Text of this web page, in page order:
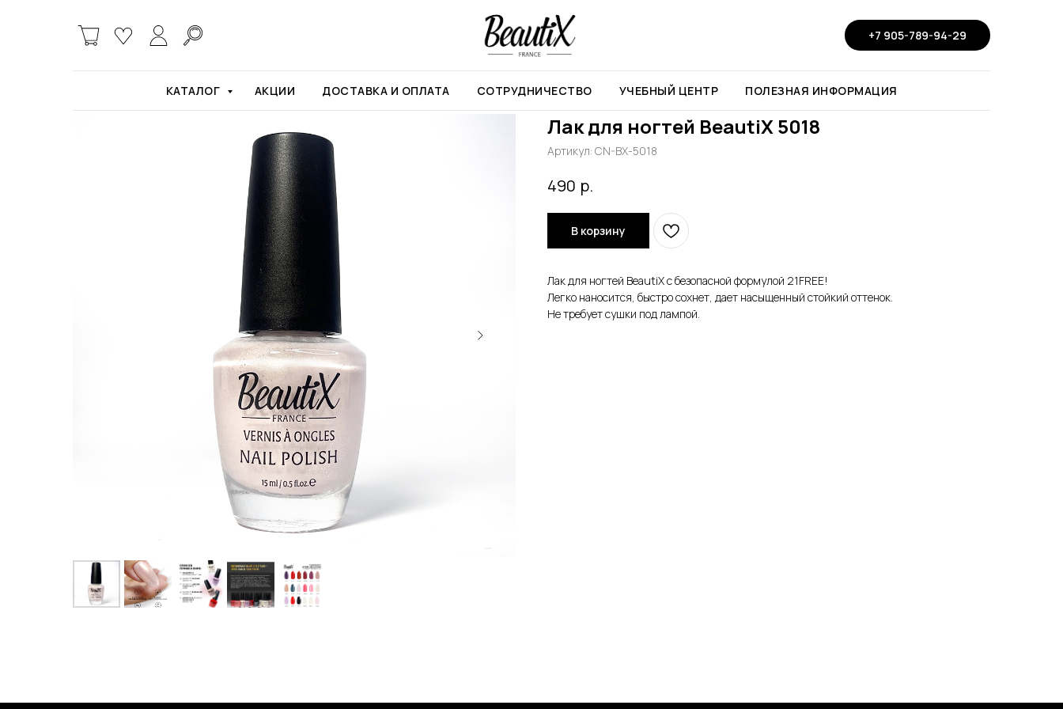
+7 905-789-94-29
КАТАЛОГ АКЦИИ ДОСТАВКА И ОПЛАТА СОТРУДНИЧЕСТВО УЧЕБНЫЙ ЦЕНТР ПОЛЕЗНАЯ ИНФОРМАЦИЯ
Лак для ногтей BeautiX 5018
Артикул: CN-BX-5018
490 р.
В корзину
Лак для ногтей BeautiX с безопасной формулой 21FREE!
Легко наносится, быстро сохнет, дает насыщенный стойкий оттенок.
Не требует сушки под лампой.